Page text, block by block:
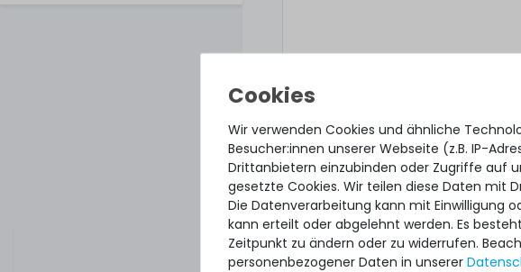
Hiermit bestätige ich, dass ich die
Wir verwenden Cookies und ähnliche
Besucher:innen unserer Webseite (z.B. IP-
Drittanbietern einzubinden oder Zugriffe auf
gesetzte Cookies. Wir teilen diese Daten mit
Die Datenverarbeitung kann mit Einwilligung
kann erteilt oder abgelehnt werden. Es
Zeitpunkt zu ändern oder zu widerrufen.
personenbezogener Daten in unserer